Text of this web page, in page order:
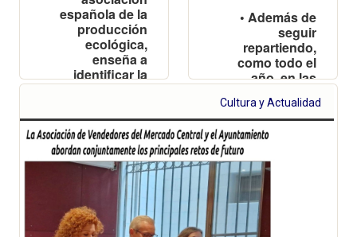
española de la
producción
ecológica,
enseña a
identificar la
Eurohoja, el
que garantiza
que los
alimentos son
ecológicos
• Además de
seguir
repartiendo,
como todo el
año, en las
residenciales,
se refuerza en
verano en las
playas del sur,
desde El
Perellonet hasta
Cultura y Actualidad